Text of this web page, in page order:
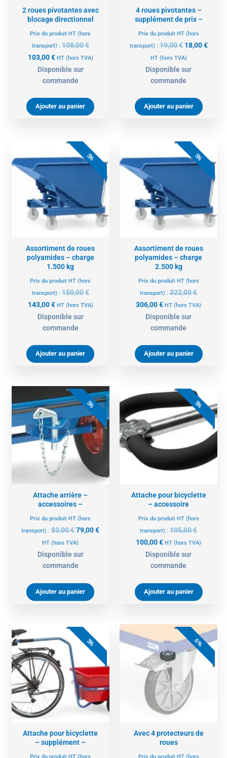
2 roues pivotantes avec
blocage directionnel
Prix du produit HT (hors
transport) : 108,00€
103,00€ HT (hors TVA)
Disponible sur
commande
Ajouter au panier
4 roues pivotantes –
supplément de prix –
Prix du produit HT (hors
transport) :19,00€ 18,00€
HT (hors TVA)
Disponible sur
commande
Ajouter au panier
5%
Assortiment de roues
polyamides – charge
1.500 kg
Prix du produit HT (hors
transport) : 150,00€
prix
initial
était :
150,00 €.
143,00€
prix
actuel
143,00 €.
HT (hors TVA)
Disponible sur
commande
Ajouter au panier
5%
Assortiment de roues
polyamides – charge
2.500 kg
Prix du produit HT (hors
transport) :322,00€
prix
initial
était :
322,00 €.
306,00€
prix
actuel
306,00 €.
HT (hors TVA)
Disponible sur
commande
Ajouter au panier
5%
Attache arrière –
accessoires –
Prix du produit HT (hors
transport) :83,00€
Le
prix
initial
était :
83,00 €.
79,00€
Le
prix
actuel
est :
79,00 €.
HT (hors TVA)
Disponible sur
commande
Ajouter au panier
5%
Attache pour bicyclette
– accessoire
Prix du produit HT (hors
transport) :105,00€
Le
prix
initial
était :
105,00 €.
100,00€
Le
actuel
est :
100,00 €.
HT (hors TVA)
Disponible sur
commande
Ajouter au panier
5%
Attache pour bicyclette
– supplément –
Le
prix
initial
88,00 €.
prix
actuel
est :
84,00 €.
6%
Avec 4 protecteurs de
roues
Le
prix
initial
était :
36,00 €.
Le
prix
actuel
est :